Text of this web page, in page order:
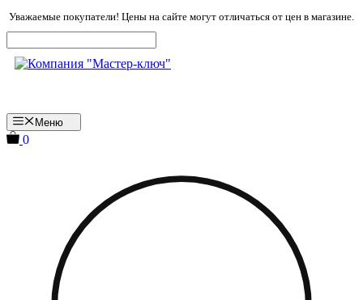
Перейти
к
содержимому
Уважаемые покупатели! Цены на сайте могут отличаться от цен в магазине.
Меню
0